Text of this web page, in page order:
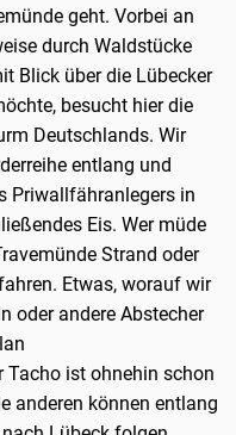
geht. Vorbei an
durch Waldstücke
Blick über die Lübecker
besucht hier die
Deutschlands. Wir
entlang und
Priwallfähranlegers in
Eis. Wer müde
Strand oder
Etwas, worauf wir
oder andere Abstecher
Tacho ist ohnehin schon
anderen können entlang